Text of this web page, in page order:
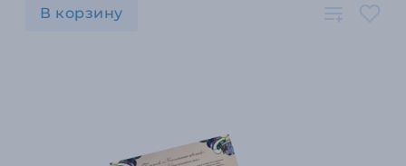
В корзину